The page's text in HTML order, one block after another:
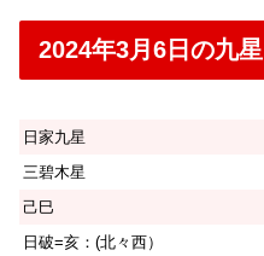
2024年3月6日の九星
日家九星
三碧木星
己巳
日破=亥：(北々西）